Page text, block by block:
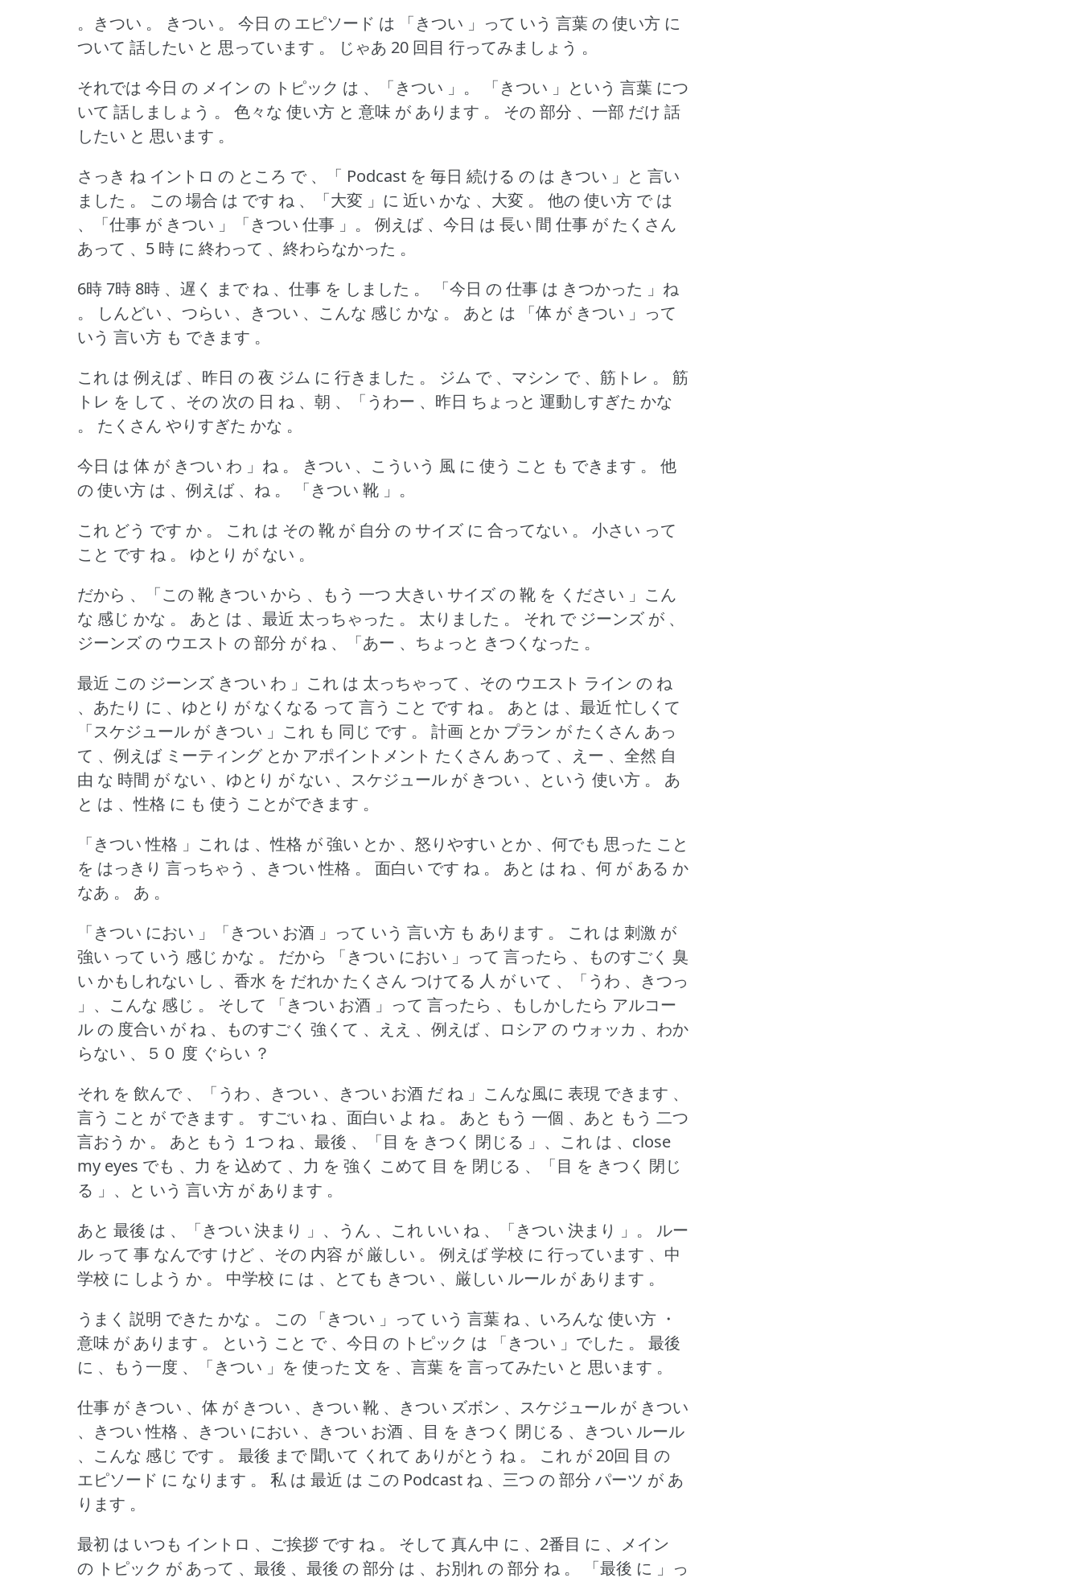
。きつい 。
きつい 。
今日 の エピソード は 「きつい 」って いう 言葉 の 使い方 に
ついて 話したい と 思っています 。
じゃあ 20 回目 行ってみましょう 。
それでは 今日 の メイン の トピック は 、「きつい 」。
「きつい 」という 言葉 につ
いて 話しましょう 。
色々な 使い方 と 意味 が あります 。
その 部分 、一部 だけ 話
したい と 思います 。
さっき ね イントロ の ところ で 、「 Podcast を 毎日 続ける の は きつい 」と 言い
ました 。
この 場合 は です ね 、「大変 」に 近い かな 、大変 。
他の 使い方 で は
、「仕事 が きつい 」「きつい 仕事 」。
例えば 、今日 は 長い 間 仕事 が たくさん
あって 、5 時 に 終わって 、終わらなかった 。
6時 7時 8時 、遅く まで ね 、仕事 を しました 。
「今日 の 仕事 は きつかった 」ね
。
しんどい 、つらい 、きつい 、こんな 感じ かな 。
あと は 「体 が きつい 」って
いう 言い方 も できます 。
これ は 例えば 、昨日 の 夜 ジム に 行きました 。
ジム で 、マシン で 、筋トレ 。
筋
トレ を して 、その 次の 日 ね 、朝 、「うわー 、昨日 ちょっと 運動しすぎた かな
。
たくさん やりすぎた かな 。
今日 は 体 が きつい わ 」ね 。
きつい 、こういう 風 に 使う こと も できます 。
他
の 使い方 は 、例えば 、ね 。
「きつい 靴 」。
これ どう です か 。
これ は その 靴 が 自分 の サイズ に 合ってない 。
小さい って
こと です ね 。
ゆとり が ない 。
だから 、「この 靴 きつい から 、もう 一つ 大きい サイズ の 靴 を ください 」こん
な 感じ かな 。
あと は 、最近 太っちゃった 。 太りました 。
それ で ジーンズ が 、
ジーンズ の ウエスト の 部分 が ね 、「あー 、ちょっと きつくなった 。
最近 この ジーンズ きつい わ 」これ は 太っちゃって 、その ウエスト ライン の ね
、あたり に 、ゆとり が なくなる って 言う こと です ね 。
あと は 、最近 忙しくて
「スケジュール が きつい 」これ も 同じ です 。
計画 とか プラン が たくさん あっ
て 、例えば ミーティング とか アポイントメント たくさん あって 、えー 、全然 自
由 な 時間 が ない 、ゆとり が ない 、スケジュール が きつい 、という 使い方 。
あ
と は 、性格 に も 使う ことができます 。
「きつい 性格 」これ は 、性格 が 強い とか 、怒りやすい とか 、何でも 思った こと
を はっきり 言っちゃう 、きつい 性格 。
面白い です ね 。
あと は ね 、何 が ある か
なあ 。
あ 。
「きつい におい 」「きつい お酒 」って いう 言い方 も あります 。
これ は 刺激 が
強い って いう 感じ かな 。
だから 「きつい におい 」って 言ったら 、ものすごく 臭
い かもしれない し 、香水 を だれか たくさん つけてる 人 が いて 、「うわ 、きつっ
」、こんな 感じ 。
そして 「きつい お酒 」って 言ったら 、もしかしたら アルコー
ル の 度合い が ね 、ものすごく 強くて 、ええ 、例えば 、ロシア の ウォッカ 、わか
らない 、５０ 度 ぐらい ？
それ を 飲んで 、「うわ 、きつい 、きつい お酒 だ ね 」こんな風に 表現 できます 、
言う こと が できます 。
すごい ね 、面白い よ ね 。
あと もう 一個 、あと もう 二つ
言おう か 。
あと もう １つ ね 、最後 、「目 を きつく 閉じる 」、これ は 、close
my eyes でも 、力 を 込めて 、力 を 強く こめて 目 を 閉じる 、「目 を きつく 閉じ
る 」、と いう 言い方 が あります 。
あと 最後 は 、「きつい 決まり 」、うん 、これ いい ね 、「きつい 決まり 」。
ルー
ル って 事 なんです けど 、その 内容 が 厳しい 。
例えば 学校 に 行っています 、中
学校 に しよう か 。
中学校 に は 、とても きつい 、厳しい ルール が あります 。
うまく 説明 できた かな 。
この 「きつい 」って いう 言葉 ね 、いろんな 使い方 ・
意味 が あります 。
という こと で 、今日 の トピック は 「きつい 」でした 。
最後
に 、もう一度 、「きつい 」を 使った 文 を 、言葉 を 言ってみたい と 思います 。
仕事 が きつい 、体 が きつい 、きつい 靴 、きつい ズボン 、スケジュール が きつい
、きつい 性格 、きつい におい 、きつい お酒 、目 を きつく 閉じる 、きつい ルール
、こんな 感じ です 。
最後 まで 聞いて くれて ありがとう ね 。
これ が 20回 目 の
エピソード に なります 。
私 は 最近 は この Podcast ね 、三つ の 部分 パーツ が あ
ります 。
最初 は いつも イントロ 、ご挨拶 です ね 。
そして 真ん中 に 、2番目 に 、メイン
の トピック が あって 、最後 、最後 の 部分 は 、お別れ の 部分 ね 。
「最後 に 」っ